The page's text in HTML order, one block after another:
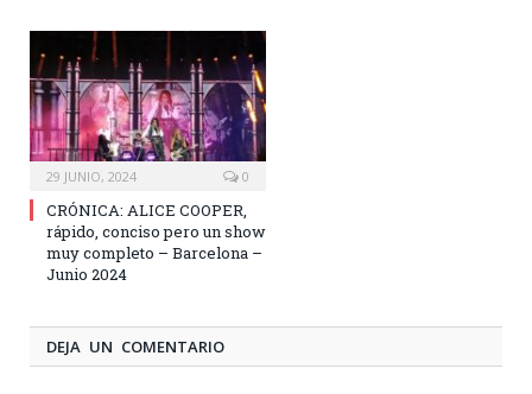
29 JUNIO, 2024 0
CRÓNICA: ALICE COOPER,
rápido, conciso pero un show
muy completo – Barcelona –
Junio 2024
DEJA UN COMENTARIO